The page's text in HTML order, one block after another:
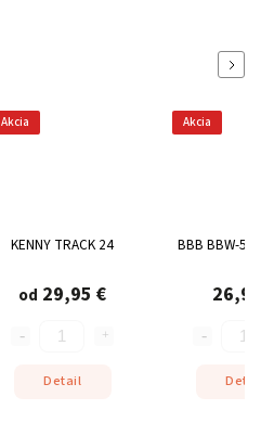
Akcia
KENNY TRACK 24
od 29,95 €
Detail
Akcia
BBB BBW-50
Next